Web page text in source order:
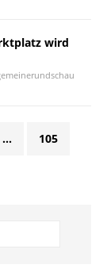
wird
… 105